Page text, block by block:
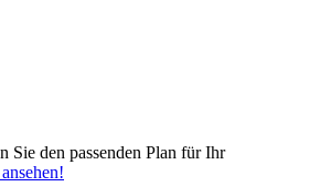
Sie den passenden Plan für Ihr